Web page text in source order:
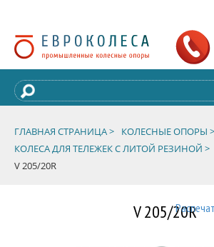
ГЛАВНАЯ СТРАНИЦА >
КОЛЕСНЫЕ ОПОРЫ >
КОЛЕСА ДЛЯ ТЕЛЕЖЕК С ЛИТОЙ РЕЗИНОЙ >
V 205/20R
V 205/20R